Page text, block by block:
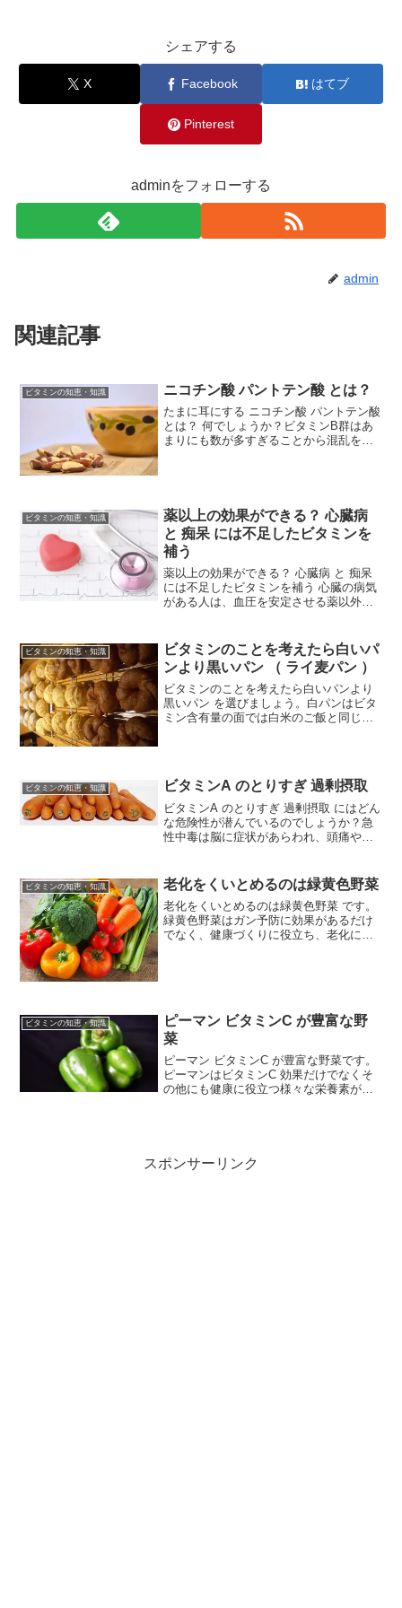
シェアする
X Facebook はてブ
Pinterest
adminをフォローする
admin
関連記事
ビタミンの知恵・知識 ニコチン酸 パントテン酸 とは？
たまに耳にする ニコチン酸 パントテン酸
とは？ 何でしょうか？ビタミンB群はあ
まりにも数が多すぎることから混乱を避
ビタミンの知恵・知識
薬以上の効果ができる？ 心臓病
と 痴呆 には不足したビタミンを
補う
薬以上の効果ができる？ 心臓病 と 痴呆
には不足したビタミンを補う 心臓の病気
がある人は、血圧を安定させる薬以外に
ような作用を及ぼすのでしょうか？動脈
硬化の予防コレ...
ビタミンの知恵・知識
ビタミンのことを考えたら白いパ
ンより黒いパン （ ライ麦パン ）
ビタミンのことを考えたら白いパンより
黒いパン を選びましょう。白パンはビタ
ミン含有量の面では白米のご飯と同じで
ビタミンの知恵・知識 ビタミンA のとりすぎ 過剰摂取
ビタミンA のとりすぎ 過剰摂取 にはどん
な危険性が潜んでいるのでしょうか？急
性中毒は脳に症状があらわれ、頭痛や吐
圧の上昇などがあります。慢性中毒にな
ると肝臓がはれたり...
ビタミンの知恵・知識 老化をくいとめるのは緑黄色野菜
老化をくいとめるのは緑黄色野菜 です。
緑黄色野菜はガン予防に効果があるだけ
でなく、健康づくりに役立ち、老化にも
ビタミンの知恵・知識
ピーマン ビタミンC が豊富な野
菜
ピーマン ビタミンC が豊富な野菜です。
ピーマンはビタミンC 効果だけでなくそ
の他にも健康に役立つ様々な栄養素が含
スポンサーリンク